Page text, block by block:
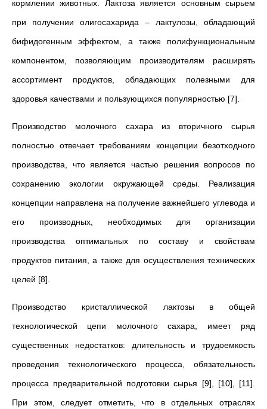
кормлении животных. Лактоза является основным сырьем
при получении олигосахарида – лактулозы, обладающий
бифидогенным эффектом, а также полифункциональным
компонентом, позволяющим производителям расширять
ассортимент продуктов, обладающих полезными для
здоровья качествами и пользующихся популярностью [7].
Производство молочного сахара из вторичного сырья
полностью отвечает требованиям концепции безотходного
производства, что является частью решения вопросов по
сохранению экологии окружающей среды. Реализация
концепции направлена на получение важнейшего углевода и
его производных, необходимых для организации
производства оптимальных по составу и свойствам
продуктов питания, а также для осуществления технических
целей [8].
Производство кристаллической лактозы в общей
технологической цепи молочного сахара, имеет ряд
существенных недостатков: длительность и трудоемкость
проведения технологического процесса, обязательность
процесса предварительной подготовки сырья [9], [10], [11].
При этом, следует отметить, что в отдельных отраслях